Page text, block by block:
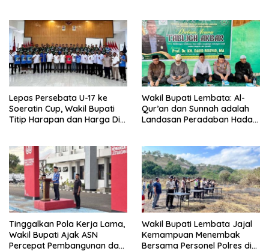
Lepas Persebata U-17 ke
Soeratin Cup, Wakil Bupati
Titip Harapan dan Harga Diri
Wakil Bupati Lembata: Al-
Qur’an dan Sunnah adalah
Landasan Peradaban Hadapi
Tinggalkan Pola Kerja Lama,
Wakil Bupati Ajak ASN
Percepat Pembangunan dan
Wakil Bupati Lembata Jajal
Kemampuan Menembak
Bersama Personel Polres di